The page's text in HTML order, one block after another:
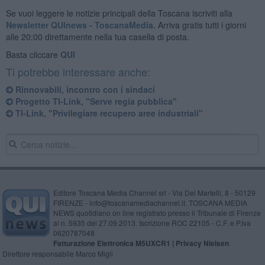
Se vuoi leggere le notizie principali della Toscana iscriviti alla
Newsletter QUInews - ToscanaMedia. Arriva gratis tutti i giorni
alle 20:00 direttamente nella tua casella di posta.
Basta cliccare QUI
Ti potrebbe interessare anche:
Rinnovabili, incontro con i sindaci
Progetto TI-Link, "Serve regia pubblica"
TI-Link, "Privilegiare recupero aree industriali"
Editore Toscana Media Channel srl - Via Dei Martelli, 8 - 50129
FIRENZE - info@toscanamediachannel.it. TOSCANA MEDIA
NEWS quotidiano on line registrato presso il Tribunale di Firenze
al n. 5935 del 27.09.2013. Iscrizione ROC 22105 - C.F. e P.Iva
0620787048
Fatturazione Elettronica M5UXCR1 | Privacy Nielsen
Direttore responsabile Marco Migli